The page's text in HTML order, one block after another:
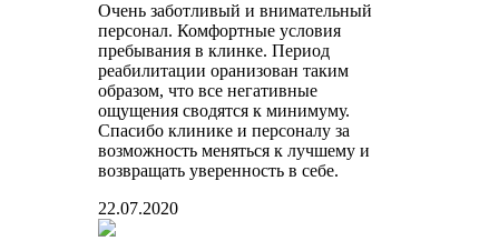
Очень заботливый и внимательный
персонал. Комфортные условия
пребывания в клинке. Период
реабилитации оранизован таким
образом, что все негативные
ощущения сводятся к минимуму.
Спасибо клинике и персоналу за
возможность меняться к лучшему и
возвращать уверенность в себе.
22.07.2020